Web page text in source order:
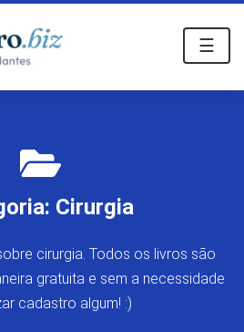
☰
Cirurgia
cirurgia. Todos os livros são
gratuita e sem a necessidade
cadastro algum! :)